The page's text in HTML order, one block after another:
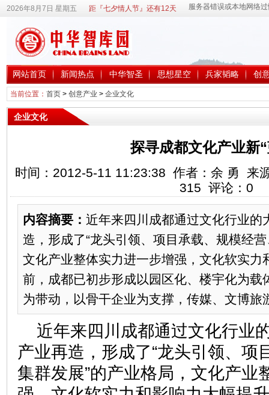
2026年8月7日 星期五 距『七夕情人节』还有12天
网站首页 新闻热点 中华智圣 思想星空 兵家韬略 创
当前位置： 首页> 创意产业 > 企业文化
企业文化
探寻成都文化产业新
时间：2012-5-11 11:23:38 作者：余 勇 来
315 评论： 0
内容摘要： 近年来四川成都通过文化行业的
造，形成了“龙头引领、项目承载、规模经
文化产业整体实力进一步增强，文化软实力
前，成都已初步形成以园区化、楼宇化为载
为带动，以骨干企业为支撑，传媒、文博旅
近年来四川成都通过文化行业
产业再造，形成了“龙头引领、项
集群发展”的产业格局，文化产业